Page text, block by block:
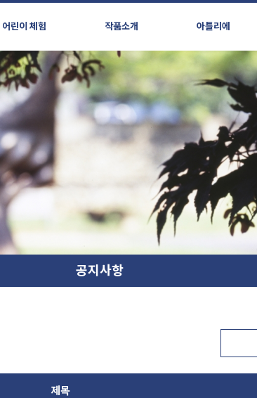
어린이 체험 작품소개 아틀리에
공지사항
제목